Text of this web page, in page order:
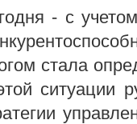
- с
стала
ситуации